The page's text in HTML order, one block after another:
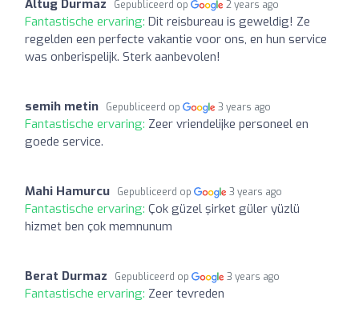
Altug Durmaz Gepubliceerd op 2 years ago
Fantastische ervaring: Dit reisbureau is geweldig! Ze
regelden een perfecte vakantie voor ons, en hun service
was onberispelijk. Sterk aanbevolen!
semih metin Gepubliceerd op 3 years ago
Fantastische ervaring: Zeer vriendelijke personeel en
goede service.
Mahi Hamurcu Gepubliceerd op 3 years ago
Fantastische ervaring: Çok güzel şirket güler yüzlü
hizmet ben çok memnunum
Berat Durmaz Gepubliceerd op 3 years ago
Fantastische ervaring: Zeer tevreden